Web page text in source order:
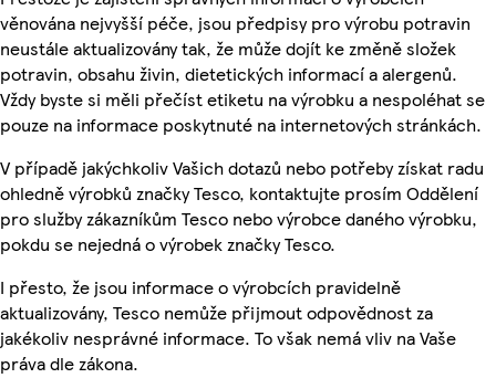
věnována nejvyšší péče, jsou předpisy pro výrobu potravin
neustále aktualizovány tak, že může dojít ke změně složek
potravin, obsahu živin, dietetických informací a alergenů.
Vždy byste si měli přečíst etiketu na výrobku a nespoléhat se
pouze na informace poskytnuté na internetových stránkách.
V případě jakýchkoliv Vašich dotazů nebo potřeby získat radu
ohledně výrobků značky Tesco, kontaktujte prosím Oddělení
pro služby zákazníkům Tesco nebo výrobce daného výrobku,
pokdu se nejedná o výrobek značky Tesco.
I přesto, že jsou informace o výrobcích pravidelně
aktualizovány, Tesco nemůže přijmout odpovědnost za
jakékoliv nesprávné informace. To však nemá vliv na Vaše
práva dle zákona.